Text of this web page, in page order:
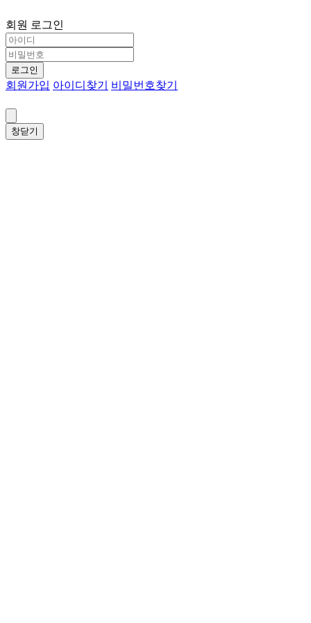
회원 로그인
로그인
회원가입 아이디찾기 비밀번호찾기
창닫기